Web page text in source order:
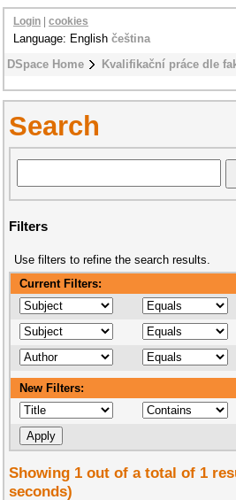
DSpace Home Kvalifikační práce dle
Login cookies
Language: English čeština
Search
Filters
Use filters to refine the search results.
Current Filters:
New Filters:
Showing 1 out of a total of 1
seconds)